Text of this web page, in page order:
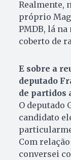
Realmente,
próprio
PMDB, lá
coberto de
E sobre a
deputado
de partidos
O deputado
candidato
Com
conversei